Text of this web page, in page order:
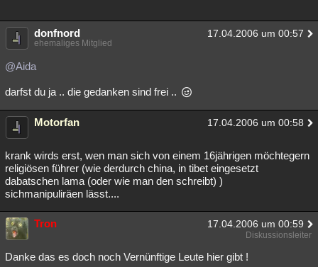
donfnord 17.04.2006 um 00:57
ehemaliges Mitglied
@Aida
darfst du ja .. die gedanken sind frei ..
Motorfan 17.04.2006 um 00:58
krank wirds erst, wen man sich von einem 16jährigen möchtegern
religiösen führer (wie derdurch china, in tibet eingesetzt
dabatschen lama (oder wie man den schreibt) )
sichmanipuliräen lässt....
Tron 17.04.2006 um 00:59
Diskussionsleiter
Danke das es doch noch Vernünftige Leute hier gibt !